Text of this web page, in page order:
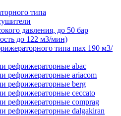
типа
давления, до 50 бар
до 122 м3/мин)
типа max 190 м3/
рефрижераторные abac
рефрижераторные ariacom
рефрижераторные berg
рефрижераторные ceccato
рефрижераторные comprag
рефрижераторные dalgakiran